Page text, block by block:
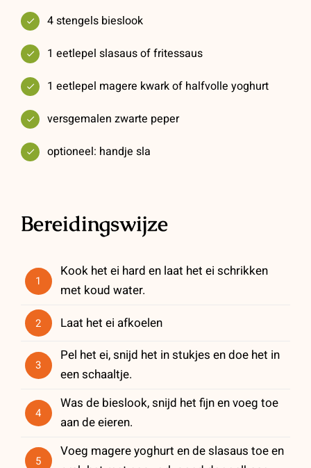
4 stengels bieslook
1 eetlepel slasaus of fritessaus
1 eetlepel magere kwark of halfvolle yoghurt
versgemalen zwarte peper
optioneel: handje sla
Bereidingswijze
1
Kook het ei hard en laat het ei schrikken
met koud water.
2 Laat het ei afkoelen
3
Pel het ei, snijd het in stukjes en doe het in
een schaaltje.
4
Was de bieslook, snijd het fijn en voeg toe
aan de eieren.
5
Voeg magere yoghurt en de slasaus toe en